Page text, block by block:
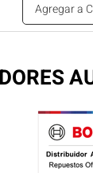
Agregar a